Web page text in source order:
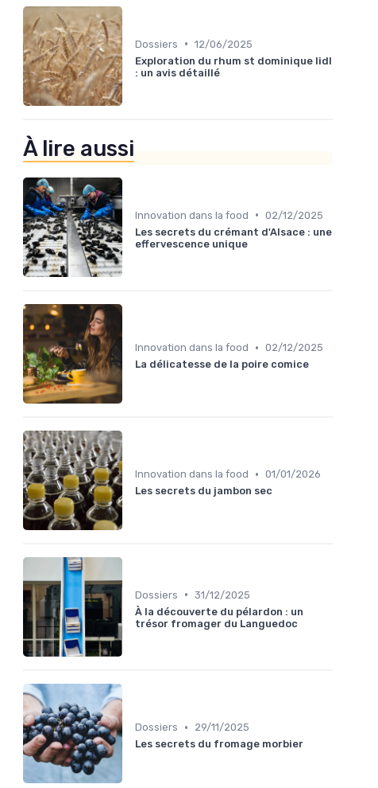
Dossiers • 12/06/2025
Exploration du rhum st dominique lidl
: un avis détaillé
À lire aussi
Innovation dans la food • 02/12/2025
Les secrets du crémant d'Alsace : une
effervescence unique
Innovation dans la food • 02/12/2025
La délicatesse de la poire comice
Innovation dans la food • 01/01/2026
Les secrets du jambon sec
Dossiers • 31/12/2025
À la découverte du pélardon : un
trésor fromager du Languedoc
Dossiers •
29/11/2025
Les secrets du fromage morbier